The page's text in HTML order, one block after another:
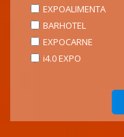
EXPOALIMENTA
BARHOTEL
EXPOCARNE
i4.0 EXPO